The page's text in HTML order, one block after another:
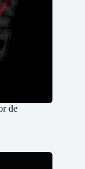
de